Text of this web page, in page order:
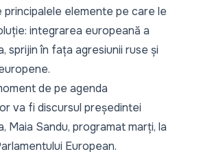
elemente pe care le
integrarea europeană a
sprijin în fața agresiunii ruse și
de pe agenda
va fi discursul președintei
Maia Sandu, programat marți, la
European.